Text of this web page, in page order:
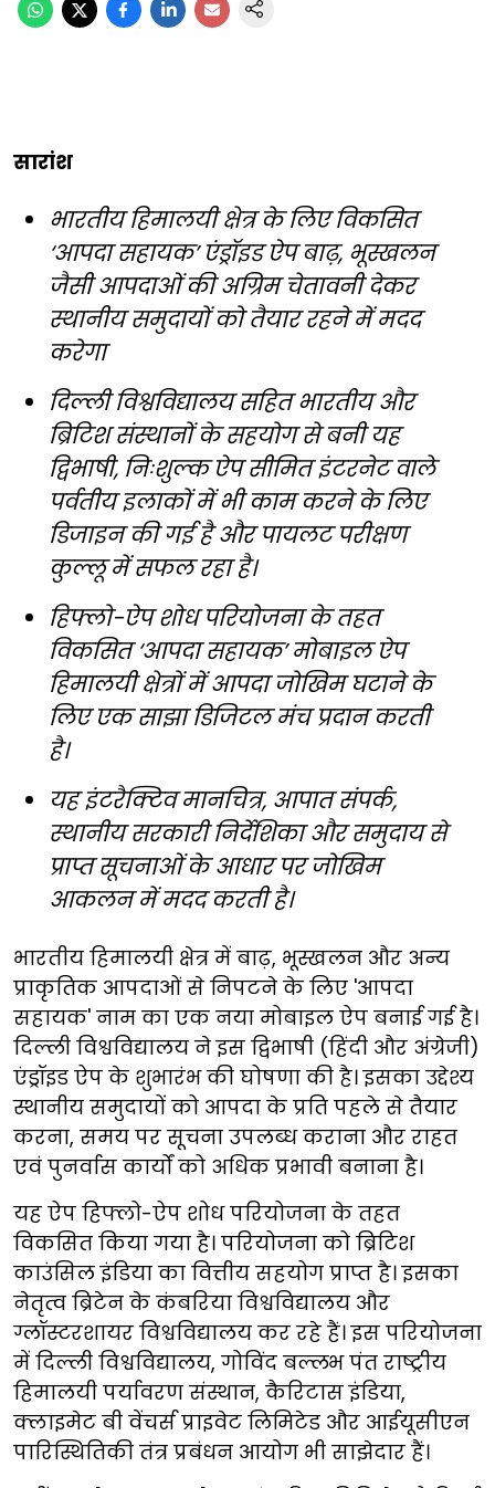
सारांश
भारतीय हिमालयी क्षेत्र के लिए विकसित
‘आपदा सहायक’ एंड्रॉइड ऐप बाढ़, भूस्खलन
जैसी आपदाओं की अग्रिम चेतावनी देकर
स्थानीय समुदायों को तैयार रहने में मदद
करेगा
दिल्ली विश्वविद्यालय सहित भारतीय और
ब्रिटिश संस्थानों के सहयोग से बनी यह
द्विभाषी, निःशुल्क ऐप सीमित इंटरनेट वाले
पर्वतीय इलाकों में भी काम करने के लिए
डिजाइन की गई है और पायलट परीक्षण
कुल्लू में सफल रहा है।
हिफ्लो-ऐप शोध परियोजना के तहत
विकसित ‘आपदा सहायक’ मोबाइल ऐप
हिमालयी क्षेत्रों में आपदा जोखिम घटाने के
लिए एक साझा डिजिटल मंच प्रदान करती
है।
यह इंटरैक्टिव मानचित्र, आपात संपर्क,
स्थानीय सरकारी निर्देशिका और समुदाय से
प्राप्त सूचनाओं के आधार पर जोखिम
आकलन में मदद करती है।
भारतीय हिमालयी क्षेत्र में बाढ़, भूस्खलन और अन्य
प्राकृतिक आपदाओं से निपटने के लिए 'आपदा
सहायक' नाम का एक नया मोबाइल ऐप बनाई गई है।
दिल्ली विश्वविद्यालय ने इस द्विभाषी (हिंदी और अंग्रेजी)
एंड्रॉइड ऐप के शुभारंभ की घोषणा की है। इसका उद्देश्य
स्थानीय समुदायों को आपदा के प्रति पहले से तैयार
करना, समय पर सूचना उपलब्ध कराना और राहत
एवं पुनर्वास कार्यों को अधिक प्रभावी बनाना है।
यह ऐप हिफ्लो-ऐप शोध परियोजना के तहत
विकसित किया गया है। परियोजना को ब्रिटिश
काउंसिल इंडिया का वित्तीय सहयोग प्राप्त है। इसका
नेतृत्व ब्रिटेन के कंबरिया विश्वविद्यालय और
ग्लॉस्टरशायर विश्वविद्यालय कर रहे हैं। इस परियोजना
में दिल्ली विश्वविद्यालय, गोविंद बल्लभ पंत राष्ट्रीय
हिमालयी पर्यावरण संस्थान, कैरिटास इंडिया,
क्लाइमेट बी वेंचर्स प्राइवेट लिमिटेड और आईयूसीएन
पारिस्थितिकी तंत्र प्रबंधन आयोग भी साझेदार हैं।